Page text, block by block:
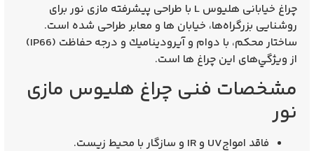
چراغ خیابانی هلیوس L
با طراحی پيشرفته مازی نور برای
روشنايی بزرگراه‌ها، خيابان‌ ها و معابر طراحی شده است.
ساختار محكم، با دوام و آيروديناميك و درجه حفاظت (IP66)
از ويژگي‌های اين چراغ‌ ها است.
مشخصات فنی چراغ هلیوس مازی
نور
فاقد امواجUV و IR و سازگار با محیط زیست.